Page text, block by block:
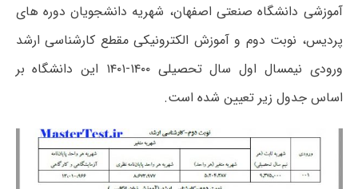
آموزشی دانشگاه صنعتی اصفهان، شهریه دانشجویان دوره های
پردیس، نوبت دوم و آموزش الکترونیکی مقطع کارشناسی ارشد
ورودی نیمسال اول سال تحصیلی ۱۴۰۰-۱۴۰۱ این دانشگاه بر
اساس جدول زیر تعیین شده است.